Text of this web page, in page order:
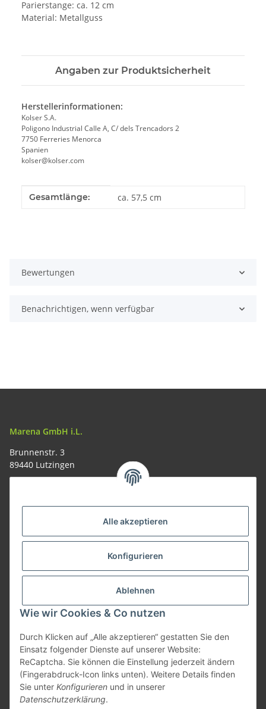
Alle akzeptieren
Konfigurieren
Ablehnen
Wie wir Cookies & Co nutzen
Durch Klicken auf „Alle akzeptieren“ gestatten Sie den
Einsatz folgender Dienste auf unserer Website:
ReCaptcha. Sie können die Einstellung jederzeit ändern
(Fingerabdruck-Icon links unten). Weitere Details finden
Sie unter Konfigurieren und in unserer
Datenschutzerklärung.
Parierstange: ca. 12 cm
Material: Metallguss
Angaben zur Produktsicherheit
Herstellerinformationen:
Kolser S.A.
Poligono Industrial Calle A, C/ dels Trencadors 2
7750 Ferreries Menorca
Spanien
kolser@kolser.com
Produkteigenschaft
Wert
Gesamtlänge: ca. 57,5 cm
Bewertungen
Benachrichtigen, wenn verfügbar
Marena GmbH i.L.
Brunnenstr. 3
89440 Lutzingen
Vertrag widerrufen
* Alle Preise inkl. gesetzlicher USt., zzgl.Versand